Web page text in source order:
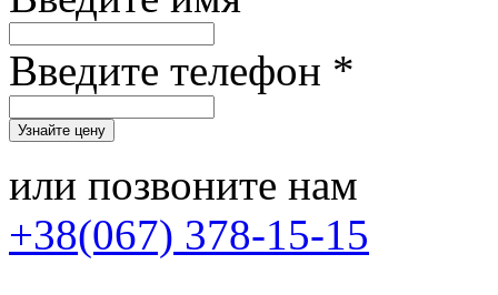
Введите телефон *
или позвоните нам
+38(067) 378-15-15